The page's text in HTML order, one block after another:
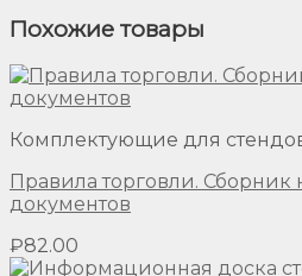
Похожие товары
Комплектующие для
Правила торговли. Сборник
документов
₽82.00